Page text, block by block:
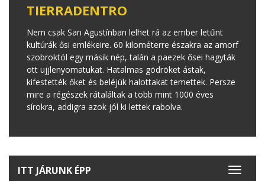
TIERRADENTRO
Nem csak San Agustínban lelhet rá az ember letűnt
kultúrák ősi emlékeire. 60 kilométerre északra az amorf
szobroktól egy másik nép, talán a paezek ősei hagyták
ott ujjlenyomatukat. Hatalmas gödröket ástak,
kifestették őket és beléjük halottakat temettek. Persze
mire a régészek rátaláltak a több mint 1000 éves
sírokra, addigra azok jól ki lettek rabolva.
Toggle
ITT JÁRUNK ÉPP